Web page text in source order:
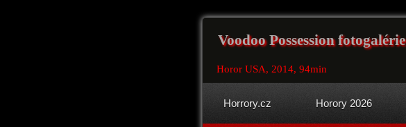
Voodoo Possession fotogalérie
Horor USA, 2014, 94min
Horrory.cz Horory 2026